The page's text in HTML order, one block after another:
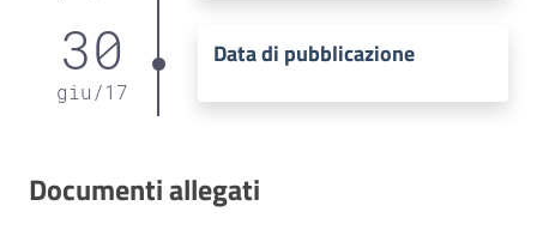
30
giu /17
Data di pubblicazione
Documenti allegati